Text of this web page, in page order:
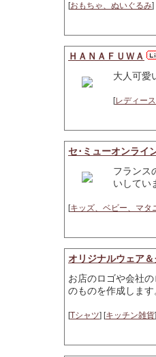
[おもちゃ、ぬいぐるみ]
ＨＡＮＡＦＵＷＡ
大人可愛
[レディー
セ･ミューオンライ
フランス
いしてい
[キッズ、ベビー、マタ
オリジナルウェア
お店のロゴや会社
のものを作成しま
[Tシャツ] [キッチン雑貨